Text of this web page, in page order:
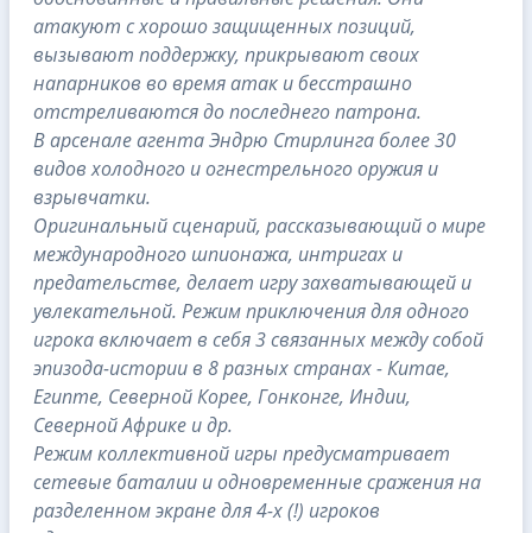
атакуют с хорошо защищенных позиций,
вызывают поддержку, прикрывают своих
напарников во время атак и бесстрашно
отстреливаются до последнего патрона.
В арсенале агента Эндрю Стирлинга более 30
видов холодного и огнестрельного оружия и
взрывчатки.
Оригинальный сценарий, рассказывающий о мире
международного шпионажа, интригах и
предательстве, делает игру захватывающей и
увлекательной. Режим приключения для одного
игрока включает в себя 3 связанных между собой
эпизода-истории в 8 разных странах - Китае,
Египте, Северной Корее, Гонконге, Индии,
Северной Африке и др.
Режим коллективной игры предусматривает
сетевые баталии и одновременные сражения на
разделенном экране для 4-х (!) игроков